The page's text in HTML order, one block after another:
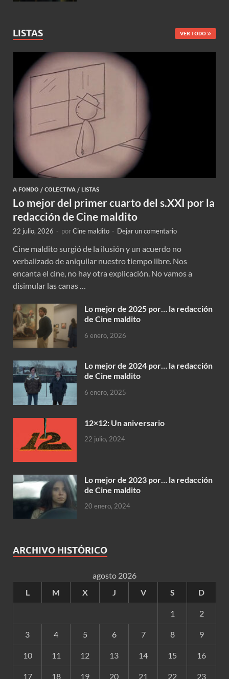
LISTAS VER TODO
A FONDO / COLECTIVA / LISTAS
Lo mejor del primer cuarto del s.XXI por la
redacción de Cine maldito
22 julio, 2026 - porCine maldito - Dejar un comentario
Cine maldito surgió de la ilusión y un acuerdo no
verbalizado de aniquilar nuestro tiempo libre. Nos
encanta el cine, no hay otra explicación. No vamos a
disimular las canas …
Lo mejor de 2025 por… la redacción
de Cine maldito
6 enero, 2026
Lo mejor de 2024 por… la redacción
de Cine maldito
6 enero, 2025
12×12: Un aniversario
22 julio, 2024
Lo mejor de 2023 por… la redacción
de Cine maldito
20 enero, 2024
ARCHIVO HISTÓRICO
agosto 2026
L
M X J V S D
1 2
3 4 5 6 7 8 9
10 11 12 13 14 15 16
17 18 19 20 21 22 23